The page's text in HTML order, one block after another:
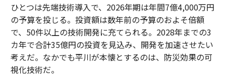
ひとつは先端技術導入で、2026年期は年間7億4,000万円
の予算を投じる。投資額は数年前の予算のおよそ倍額
で、50件以上の技術開発に充てられる。2028年までの3
カ年で合計35億円の投資を見込み、開発を加速させたい
考えだ。なかでも平川が本懐とするのは、防災効果の可
視化技術だ。